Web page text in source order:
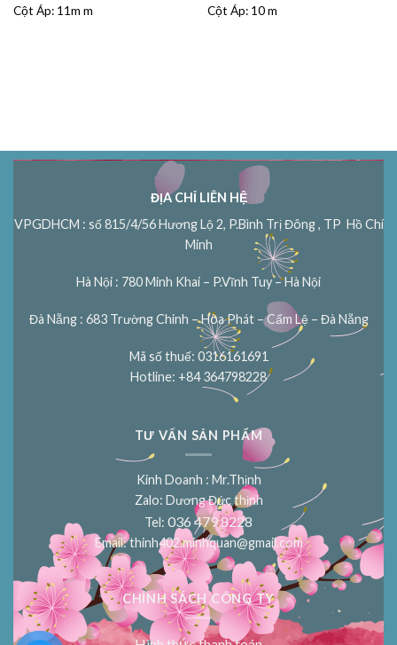
Cột Áp: 11m m
Cột Áp: 10 m
ĐỊA CHỈ LIÊN HỆ
VPGDHCM : số 815/4/56 Hương Lộ 2, P.Bình Trị Đông , TP Hồ Chí
Minh
Hà Nội : 780 Minh Khai – P.Vĩnh Tuy – Hà Nội
Đà Nẵng : 683 Trường Chinh – Hòa Phát – Cẩm Lệ – Đà Nẵng
Mã số thuế: 0316161691
Hotline: +84 364798228
TƯ VẤN SẢN PHẨM
Kinh Doanh : Mr.Thịnh
Zalo: Dương Đức thịnh
Tel: 036 479 8228
Email:thinh402.minhquan@gmail.com
CHÍNH SÁCH CÔNG TY